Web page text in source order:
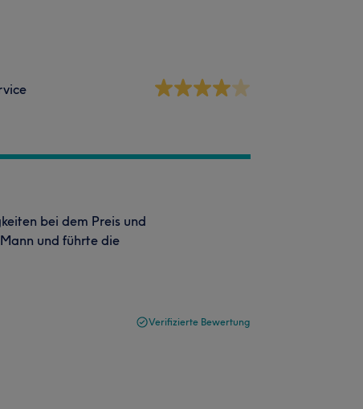
bei dem Preis und
und führte die
Verifizierte Bewertung